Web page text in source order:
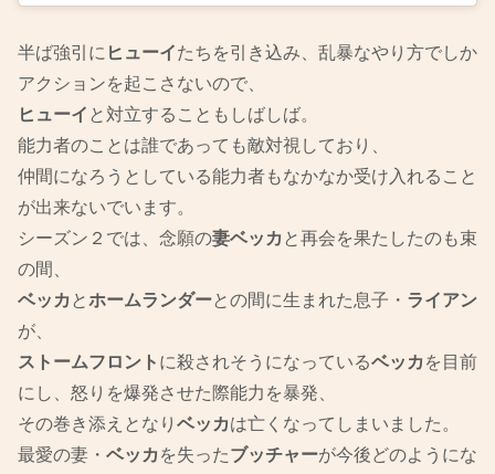
半ば強引に ヒューイたちを引き込み、乱暴なやり方でしか
アクションを起こさないので、
ヒューイ と対立することもしばしば。
能力者のことは誰であっても敵対視しており、
仲間になろうとしている能力者もなかなか受け入れること
が出来ないでいます。
シーズン２では、念願の妻ベッカ と再会を果たしたのも束
の間、
ベッカ とホームランダーとの間に生まれた息子・ ライアン
が、
ストームフロント に殺されそうになっているベッカ を目前
にし、怒りを爆発させた際能力を暴発、
その巻き添えとなり ベッカは亡くなってしまいました。
最愛の妻・ ベッカ を失ったブッチャーが今後どのようにな